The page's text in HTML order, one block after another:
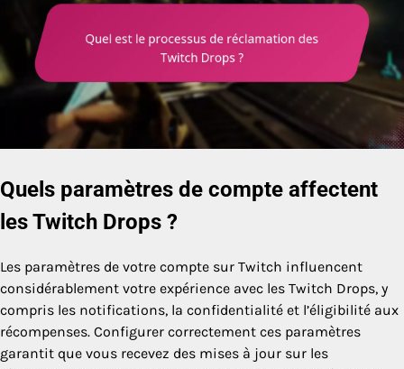
Quels paramètres de compte affectent
les Twitch Drops ?
Les paramètres de votre compte sur Twitch influencent
considérablement votre expérience avec les Twitch Drops, y
compris les notifications, la confidentialité et l’éligibilité aux
récompenses. Configurer correctement ces paramètres
garantit que vous recevez des mises à jour sur les